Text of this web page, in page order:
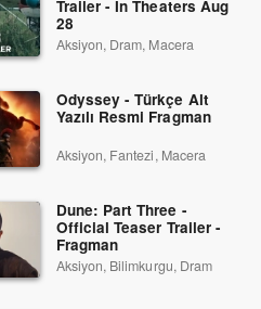
Trailer - In Theaters Aug
28
Aksiyon, Dram, Macera
Odyssey - Türkçe Alt
Yazılı Resmi Fragman
Aksiyon, Fantezi, Macera
Dune: Part Three -
Official Teaser Trailer -
Fragman
Aksiyon, Bilimkurgu, Dram